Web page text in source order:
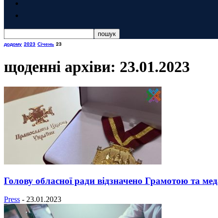
додому 2023 Січень 23
щоденні архіви: 23.01.2023
Голову обласної ради відзначено Грамотою та
Press - 23.01.2023